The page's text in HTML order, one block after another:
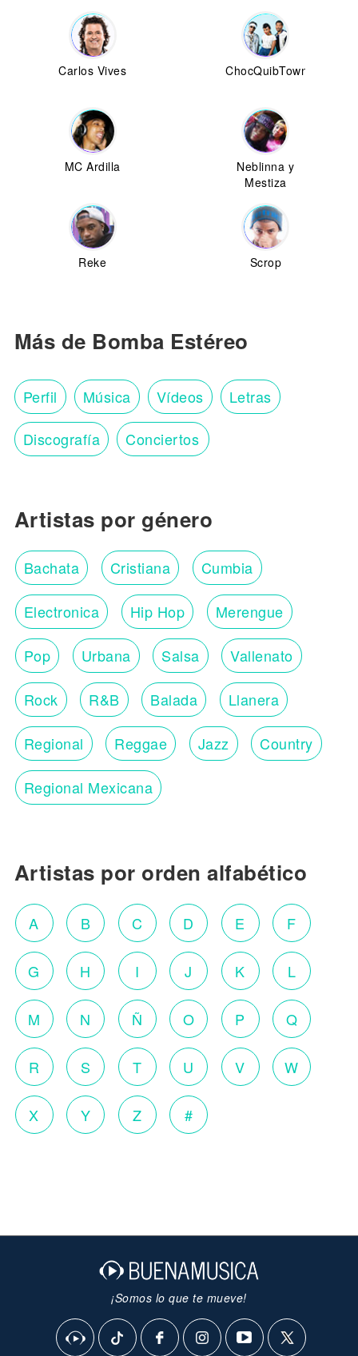
Carlos Vives ChocQuibTown
MC Ardilla
Neblinna y
Mestiza
Reke Scrop
Más de Bomba Estéreo
Perfil Música Vídeos Letras
Discografía Conciertos
Artistas por género
Bachata Cristiana Cumbia
Electronica Hip Hop Merengue
Pop Urbana Salsa Vallenato
Rock R&B Balada Llanera
Regional Reggae Jazz Country
Regional Mexicana
Artistas por orden alfabético
A B C D E F
G H I J K L
M N Ñ O P Q
R S T U V W
X Y Z #
¡Somos lo que te mueve!